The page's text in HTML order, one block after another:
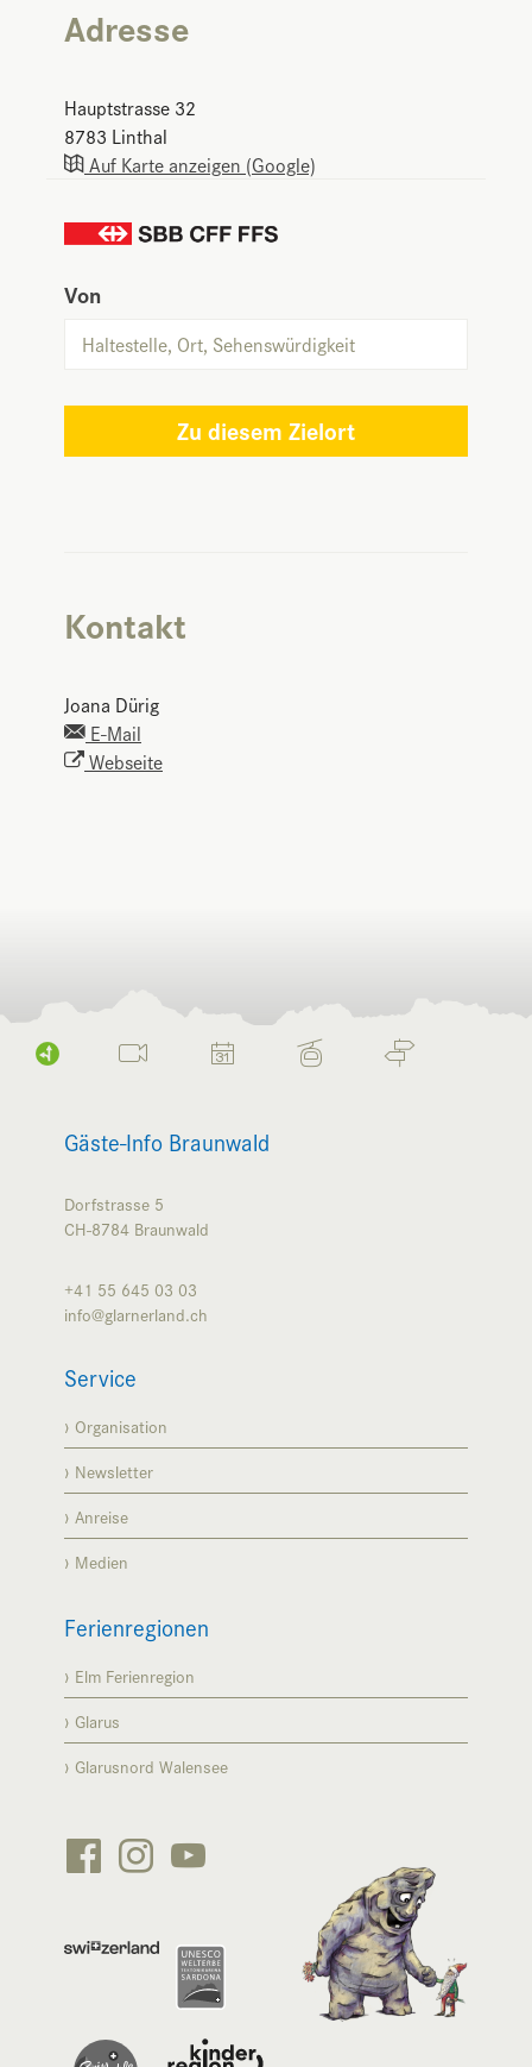
Adresse
Hauptstrasse 32
8783 Linthal
Auf Karte anzeigen (Google)
Von
Zu diesem Zielort
Kontakt
Joana Dürig
E-Mail
Webseite
Gäste-Info Braunwald
Dorfstrasse 5
CH-8784 Braunwald
+41 55 645 03 03
info@glarnerland.ch
Service
Organisation
Newsletter
Anreise
Medien
Ferienregionen
Elm Ferienregion
Glarus
Glarusnord Walensee

 